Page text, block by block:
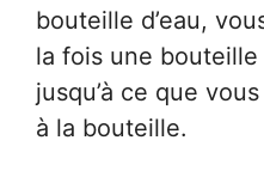
bouteille d’eau,
la fois une bouteille
jusqu’à ce que
à la bouteille.